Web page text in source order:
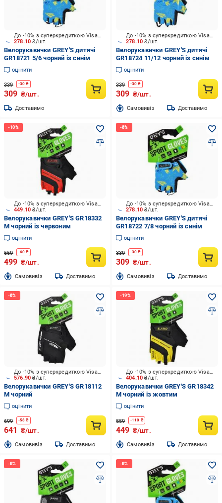
278.10₴/шт.
До -10% з суперкредиткою Visa Вигода
Велорукавички GREY'S дитячі
GR18721 5/6 чорний із синім
оцінити
339 -30 ₴
309 ₴/шт.
Доставимо
278.10₴/шт.
До -10% з суперкредиткою Visa Вигода
Велорукавички GREY'S дитячі
GR18724 11/12 чорний із синім
оцінити
339 -30 ₴
309 ₴/шт.
Cамовивіз Доставимо
449.10₴/шт.
До -10% з суперкредиткою Visa Вигода
Велорукавички GREY'S GR18332
M чорний із червоним
оцінити
559 -60 ₴
499 ₴/шт.
Cамовивіз Доставимо
278.10₴/шт.
До -10% з суперкредиткою Visa Вигода
Велорукавички GREY'S дитячі
GR18722 7/8 чорний із синім
оцінити
339 -30 ₴
309 ₴/шт.
Cамовивіз Доставимо
576.90₴/шт.
До -10% з суперкредиткою Visa Вигода
Велорукавички GREY'S GR18112
M чорний
оцінити
699 -58 ₴
641 ₴/шт.
Cамовивіз Доставимо
404.10₴/шт.
До -10% з суперкредиткою Visa Вигода
Велорукавички GREY'S GR18342
M чорний із жовтим
оцінити
559 -110 ₴
449 ₴/шт.
Cамовивіз Доставимо